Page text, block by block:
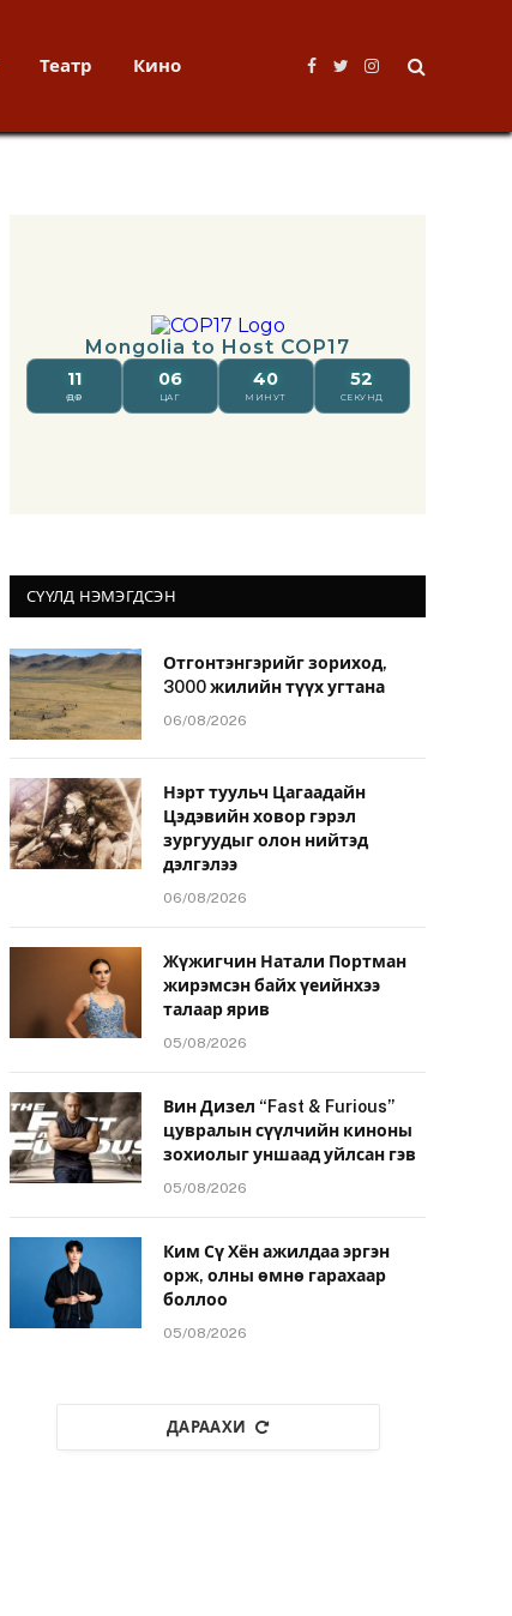
Театр Кино
Facebook
TwitterInstagram
СҮҮЛД НЭМЭГДСЭН
Отгонтэнгэрийг зориход,
3000 жилийн түүх угтана
06/08/2026
Нэрт туульч Цагаадайн
Цэдэвийн ховор гэрэл
зургуудыг олон нийтэд
дэлгэлээ
06/08/2026
Жүжигчин Натали Портман
жирэмсэн байх үеийнхээ
талаар ярив
05/08/2026
Вин Дизел “Fast & Furious”
цувралын сүүлчийн киноны
зохиолыг уншаад уйлсан гэв
05/08/2026
Ким Сү Хён ажилдаа эргэн
орж, олны өмнө гарахаар
боллоо
05/08/2026
ДАРААХИ